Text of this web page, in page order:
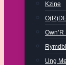
Kzine
Ung